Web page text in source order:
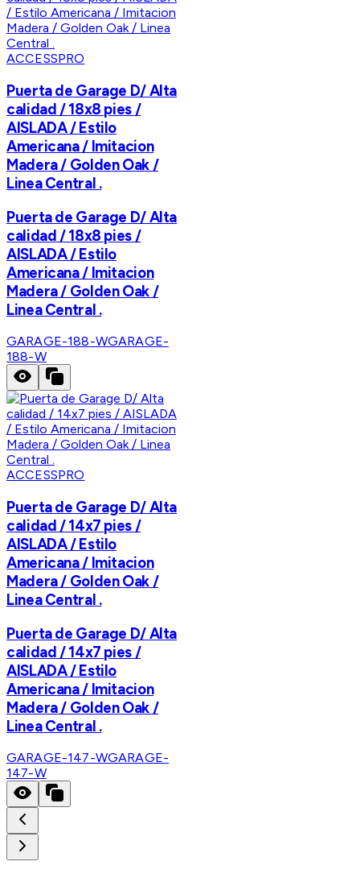
ACCESSPRO
Puerta de Garage D/ Alta
calidad / 18x8 pies /
AISLADA / Estilo
Americana / Imitacion
Madera / Golden Oak /
Linea Central .
Puerta de Garage D/ Alta
calidad / 18x8 pies /
AISLADA / Estilo
Americana / Imitacion
Madera / Golden Oak /
Linea Central .
GARAGE-188-WGARAGE-
188-W
ACCESSPRO
Puerta de Garage D/ Alta
calidad / 14x7 pies /
AISLADA / Estilo
Americana / Imitacion
Madera / Golden Oak /
Linea Central .
Puerta de Garage D/ Alta
calidad / 14x7 pies /
AISLADA / Estilo
Americana / Imitacion
Madera / Golden Oak /
Linea Central .
GARAGE-147-WGARAGE-
147-W